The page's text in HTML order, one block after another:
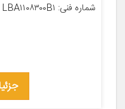
شماره فنی: LBA۱۱۰۸۳۰۰B۱ […]